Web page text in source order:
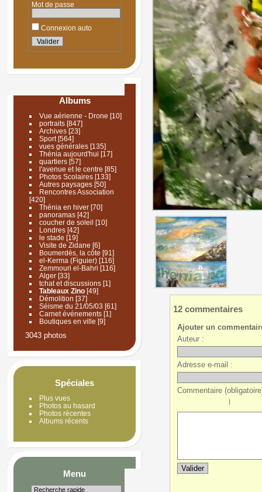
Mot de passe
Connexion auto
Albums
Vue aérienne - Drone [10]
portraits[847]
Archives [23]
Sport[564]
vues générales[135]
Thénia aujourd'hui [17]
quartiers[57]
l'avenue et le centre [85]
Photos Scolaires[133]
Autres paysages[50]
Rencontres Association
[420]
Thénia en hiver[70]
panoramas[42]
coucher de soleil [10]
Londres[42]
le stade [19]
Visite de Zidane [6]
Boumerdès, la côte [91]
el-Kerma (Figuier)[116]
Zemmouri el-Bahri [116]
Alger[33]
tchat et discussions[1]
Tableaux Zino[49]
Démolition [37]
Séisme du 21/05/03 [61]
Carnet événements[1]
Boutiques en ville [9]
3043 photos
Spéciales
Plus vues
Photos au hasard
Photos récentes
Albums récents
Menu
12 commentaires
Ajouter un
Auteur :
Adresse e-mail :
Commentaire
|